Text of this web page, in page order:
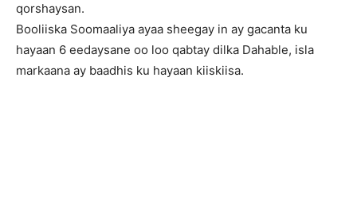
qorshaysan.
Booliiska Soomaaliya ayaa sheegay in ay gacanta ku
hayaan 6 eedaysane oo loo qabtay dilka Dahable, isla
markaana ay baadhis ku hayaan kiiskiisa.